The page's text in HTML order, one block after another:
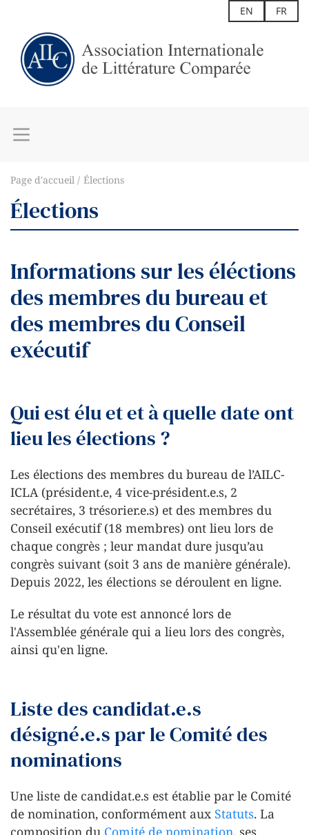
EN FR
Page d'accueil Élections
Élections
Informations sur les éléctions
des membres du bureau et
des membres du Conseil
exécutif
Qui est élu et et à quelle date ont
lieu les élections ?
Les élections des membres du bureau de l’AILC-
ICLA (président.e, 4 vice-président.e.s, 2
secrétaires, 3 trésorier.e.s) et des membres du
Conseil exécutif (18 membres) ont lieu lors de
chaque congrès ; leur mandat dure jusqu’au
congrès suivant (soit 3 ans de manière générale).
Depuis 2022, les élections se déroulent en ligne.
Le résultat du vote est annoncé lors de
l'Assemblée générale qui a lieu lors des congrès,
ainsi qu'en ligne.
Liste des candidat.e.s
désigné.e.s par le Comité des
nominations
Une liste de candidat.e.s est établie par le Comité
de nomination, conformément aux Statuts. La
composition du Comité de nomination, ses